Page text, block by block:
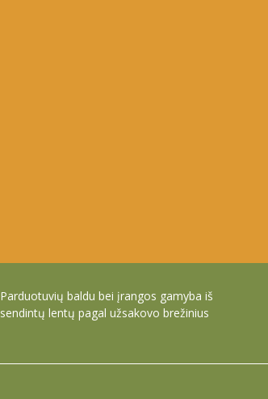
Parduotuvių baldu bei įrangos gamyba iš
sendintų lentų pagal užsakovo brežinius